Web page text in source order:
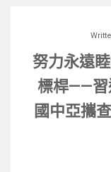
努力永遠
標桿——習
國中亞攜